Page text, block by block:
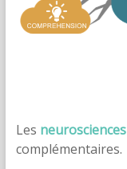
Les neurosciences
complémentaires.